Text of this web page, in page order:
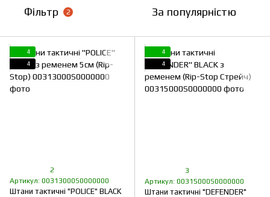
Фільтр 2 За популярністю
4
4
2
Артикул: 00313000S0000000
Штани тактичні "POLICE" BLACK
4
4
3
Артикул: 00315000S0000000
Штани тактичні "DEFENDER"